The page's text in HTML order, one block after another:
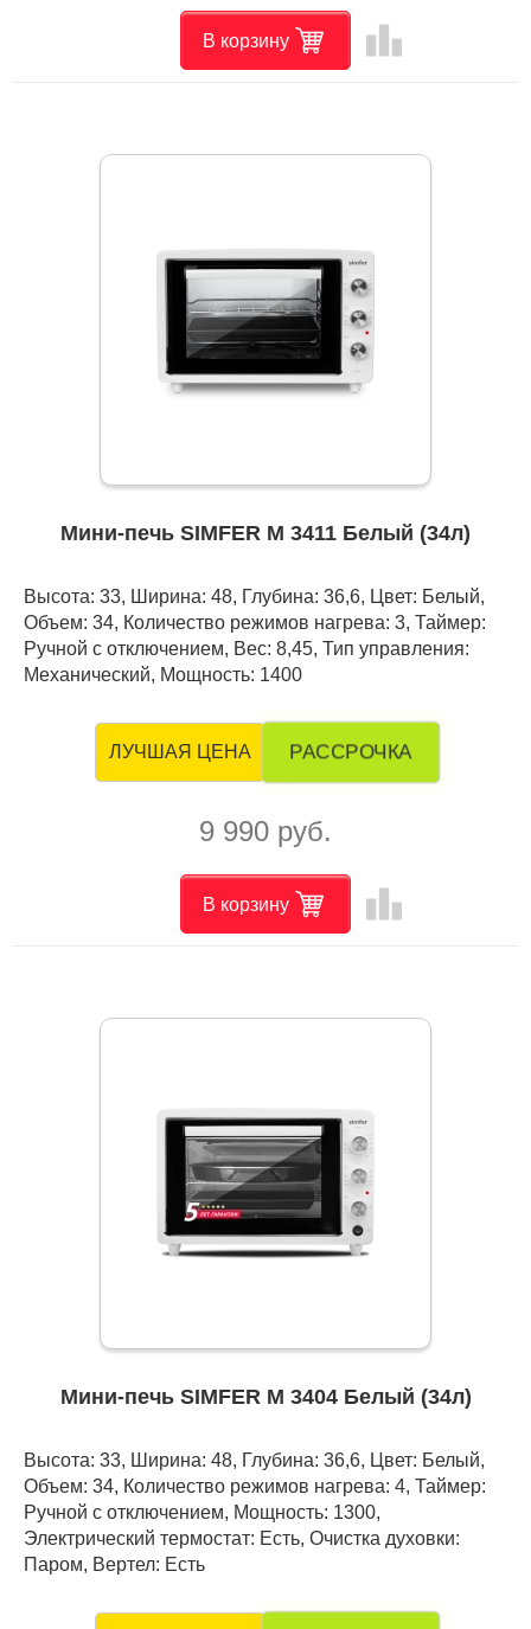
В корзину leaderboard
Мини-печь SIMFER M 3411 Белый (34л)
Высота: 33, Ширина: 48, Глубина: 36,6, Цвет: Белый,
Объем: 34, Количество режимов нагрева: 3, Таймер:
Ручной с отключением, Вес: 8,45, Тип управления:
Механический, Мощность: 1400
ЛУЧШАЯ ЦЕНА РАССРОЧКА
9 990 руб.
В корзину leaderboard
Мини-печь SIMFER M 3404 Белый (34л)
Высота: 33, Ширина: 48, Глубина: 36,6, Цвет: Белый,
Объем: 34, Количество режимов нагрева: 4, Таймер:
Ручной с отключением, Мощность: 1300,
Электрический термостат: Есть, Очистка духовки:
Паром, Вертел: Есть